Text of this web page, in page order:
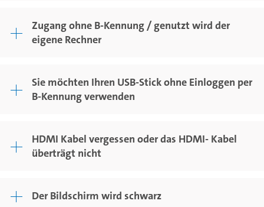
Zugang ohne B-Kennung / genutzt wird der
eigene Rechner
Sie möchten Ihren USB-Stick ohne Einloggen per
B-Kennung verwenden
HDMI Kabel vergessen oder das HDMI- Kabel
überträgt nicht
Der Bildschirm wird schwarz